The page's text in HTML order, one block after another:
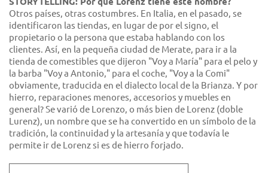
Otros países, otras costumbres. En Italia, en el pasado, se
identificaron las tiendas, en lugar de por el signo, el
propietario o la persona que estaba hablando con los
clientes. Así, en la pequeña ciudad de Merate, para ir a la
tienda de comestibles que dijeron "Voy a María" para el pelo y
la barba "Voy a Antonio," para el coche, "Voy a la Comi"
obviamente, traducida en el dialecto local de la Brianza. Y por
hierro, reparaciones menores, accesorios y muebles en
general? Se varió de Lorenzo, o más bien de Lorenz (doble
Lurenz), un nombre que se ha convertido en un símbolo de la
tradición, la continuidad y la artesanía y que todavía le
permite ir de Lorenz si es de hierro forjado.